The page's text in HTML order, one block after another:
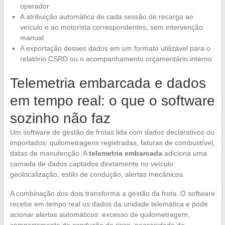
operador
A atribuição automática de cada sessão de recarga ao
veículo e ao motorista correspondentes, sem intervenção
manual
A exportação desses dados em um formato utilizável para o
relatório CSRD ou o acompanhamento orçamentário interno
Telemetria embarcada e dados
em tempo real: o que o software
sozinho não faz
Um software de gestão de frotas lida com dados declarativos ou
importados: quilometragens registradas, faturas de combustível,
datas de manutenção. Atelemetria embarcadaadiciona uma
camada de dados captados diretamente no veículo:
geolocalização, estilo de condução, alertas mecânicos.
A combinação dos dois transforma a gestão da frota. O software
recebe em tempo real os dados da unidade telemática e pode
acionar alertas automáticos: excesso de quilometragem,